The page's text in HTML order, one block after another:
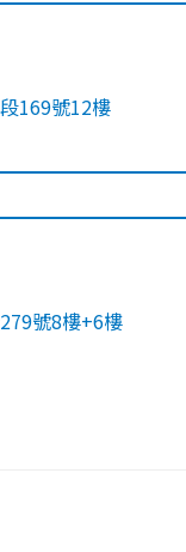
169號12樓
號8樓+6樓